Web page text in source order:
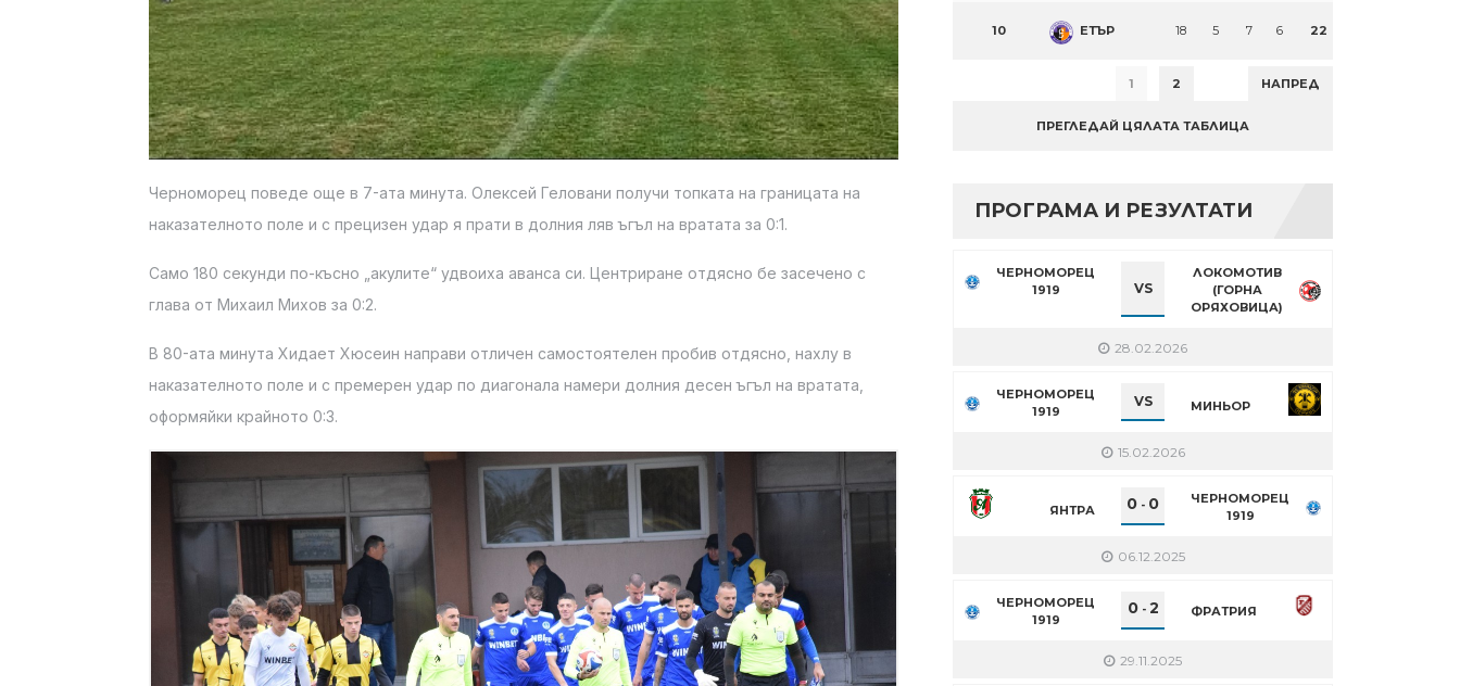
Черноморец поведе още в 7-ата минута. Олексей Геловани получи топката на границата на
наказателното поле и с прецизен удар я прати в долния ляв ъгъл на вратата за 0:1.
Само 180 секунди по-късно „акулите“ удвоиха аванса си. Центриране отдясно бе засечено с
глава от Михаил Михов за 0:2.
В 80-ата минута Хидает Хюсеин направи отличен самостоятелен пробив отдясно, нахлу в
наказателното поле и с премерен удар по диагонала намери долния десен ъгъл на вратата,
оформяйки крайното 0:3.
10 ЕТЪР 18 5 7 6 22
1 2 НАПРЕД
ПРЕГЛЕДАЙ ЦЯЛАТА ТАБЛИЦА
ПРОГРАМА И РЕЗУЛТАТИ
ЧЕРНОМОРЕЦ
1919
VS
ЛОКОМОТИВ
(ГОРНА
ОРЯХОВИЦА)
28.02.2026
ЧЕРНОМОРЕЦ
1919
VS МИНЬОР
15.02.2026
ЯНТРА 0 - 0
ЧЕРНОМОРЕЦ
1919
06.12.2025
ЧЕРНОМОРЕЦ
1919
0- 2 ФРАТРИЯ
29.11.2025